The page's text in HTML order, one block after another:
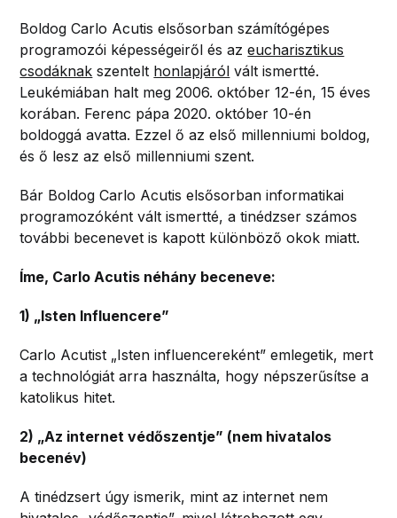
Boldog Carlo Acutis elsősorban számítógépes
programozói képességeiről és azeucharisztikus
csodáknak szentelt honlapjáról vált ismertté.
Leukémiában halt meg 2006. október 12-én, 15 éves
korában. Ferenc pápa 2020. október 10-én
boldoggá avatta. Ezzel ő az első millenniumi boldog,
és ő lesz az első millenniumi szent.
Bár Boldog Carlo Acutis elsősorban informatikai
programozóként vált ismertté, a tinédzser számos
további becenevet is kapott különböző okok miatt.
Íme, Carlo Acutis néhány beceneve:
1) „Isten Influencere”
Carlo Acutist „Isten influencereként” emlegetik, mert
a technológiát arra használta, hogy népszerűsítse a
katolikus hitet.
2) „Az internet védőszentje” (nem hivatalos
becenév)
A tinédzsert úgy ismerik, mint az internet nem